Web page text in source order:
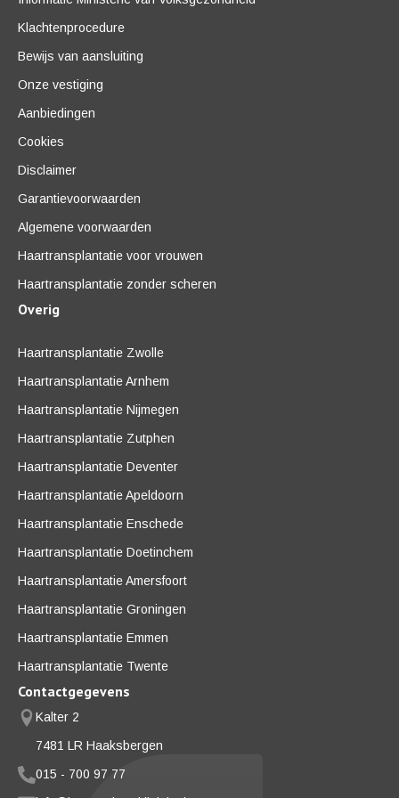
Klachtenprocedure
Bewijs van aansluiting
Onze vestiging
Aanbiedingen
Cookies
Disclaimer
Garantievoorwaarden
Algemene voorwaarden
Haartransplantatie voor vrouwen
Haartransplantatie zonder scheren
Overig
Haartransplantatie Zwolle
Haartransplantatie Arnhem
Haartransplantatie Nijmegen
Haartransplantatie Zutphen
Haartransplantatie Deventer
Haartransplantatie Apeldoorn
Haartransplantatie Enschede
Haartransplantatie Doetinchem
Haartransplantatie Amersfoort
Haartransplantatie Groningen
Haartransplantatie Emmen
Haartransplantatie Twente
Contactgegevens
Kalter 2
7481 LR Haaksbergen
015 - 700 97 77